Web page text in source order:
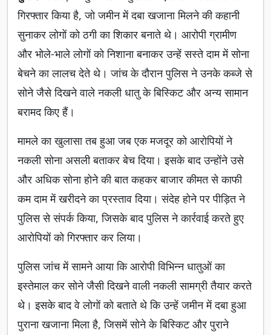
गिरफ्तार किया है, जो जमीन में दबा खजाना मिलने की कहानी
सुनाकर लोगों को ठगी का शिकार बनाते थे। आरोपी ग्रामीण
और भोले-भाले लोगों को निशाना बनाकर उन्हें सस्ते दाम में सोना
बेचने का लालच देते थे। जांच के दौरान पुलिस ने उनके कब्जे से
सोने जैसे दिखने वाले नकली धातु के बिस्किट और अन्य सामान
बरामद किए हैं।
मामले का खुलासा तब हुआ जब एक मजदूर को आरोपियों ने
नकली सोना असली बताकर बेच दिया। इसके बाद उन्होंने उसे
और अधिक सोना होने की बात कहकर बाजार कीमत से काफी
कम दाम में खरीदने का प्रस्ताव दिया। संदेह होने पर पीड़ित ने
पुलिस से संपर्क किया, जिसके बाद पुलिस ने कार्रवाई करते हुए
आरोपियों को गिरफ्तार कर लिया।
पुलिस जांच में सामने आया कि आरोपी विभिन्न धातुओं का
इस्तेमाल कर सोने जैसी दिखने वाली नकली सामग्री तैयार करते
थे। इसके बाद वे लोगों को बताते थे कि उन्हें जमीन में दबा हुआ
पुराना खजाना मिला है, जिसमें सोने के बिस्किट और पुराने